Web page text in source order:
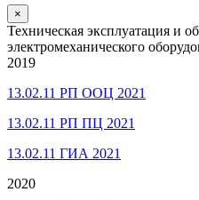
×
Техническая эксплуатация и
электромеханического
2019
13.02.11 РП ООЦ 2021
13.02.11 РП ПЦ 2021
13.02.11 ГИА 2021
2020